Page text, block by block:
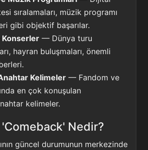
sıralamaları, müzik programı
gibi objektif başarılar.
Konserler — Dünya turu
hayran buluşmaları, önemli
Kelimeler — Fandom ve
en çok konuşulan
kelimeler.
'Comeback' Nedir?
güncel durumunun merkezinde